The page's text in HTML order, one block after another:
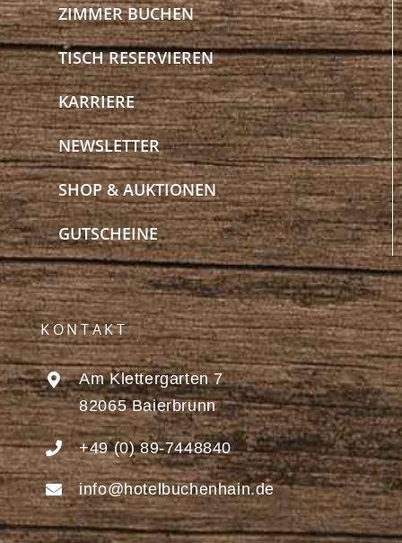
ZIMMER BUCHEN
TISCH RESERVIEREN
KARRIERE
NEWSLETTER
SHOP & AUKTIONEN
GUTSCHEINE
KONTAKT
Am Klettergarten 7
82065 Baierbrunn
+49 (0) 89-7448840
info@hotelbuchenhain.de